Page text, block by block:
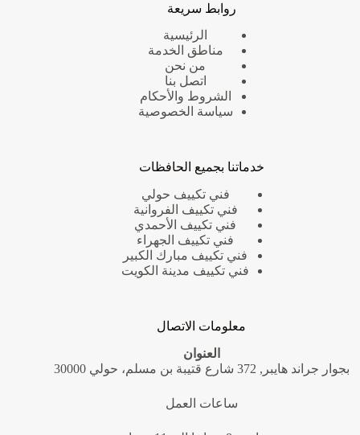
روابط سريعة
الرئيسية
مناطق الخدمة
من نحن
اتصل بنا
الشروط والأحكام
سياسة الخصوصية
خدماتنا بجميع الحافظات
فني تكييف حولي
فني تكييف الفروانية
فني تكييف الأحمدي
فني تكييف الجهراء
فني تكييف مبارك الكبير
فني تكييف مدينة الكويت
معلومات الاتصال
العنوان
بجوار جراند هايبر, 372 شارع قتيبة بن مسلم، حولي 30000
ساعات العمل